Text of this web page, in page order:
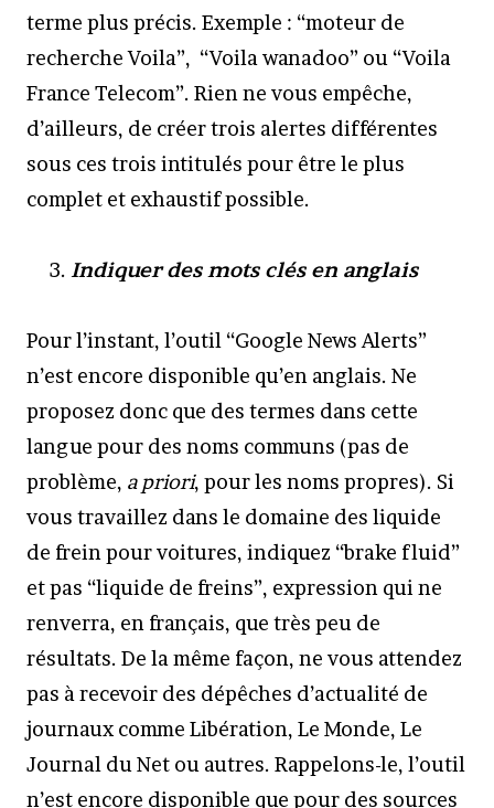
terme plus précis. Exemple : “moteur de
recherche Voila”, “Voila wanadoo” ou “Voila
France Telecom”. Rien ne vous empêche,
d’ailleurs, de créer trois alertes différentes
sous ces trois intitulés pour être le plus
complet et exhaustif possible.
Indiquer des mots clés en anglais
Pour l’instant, l’outil “Google News Alerts”
n’est encore disponible qu’en anglais. Ne
proposez donc que des termes dans cette
langue pour des noms communs (pas de
problème, a priori, pour les noms propres). Si
vous travaillez dans le domaine des liquide
de frein pour voitures, indiquez “brake fluid”
et pas “liquide de freins”, expression qui ne
renverra, en français, que très peu de
résultats. De la même façon, ne vous attendez
pas à recevoir des dépêches d’actualité de
journaux comme Libération, Le Monde, Le
Journal du Net ou autres. Rappelons-le, l’outil
n’est encore disponible que pour des sources